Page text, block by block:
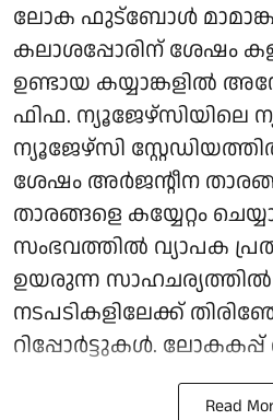
ലോക ഫുട്‌ബോള്‍
കലാശപ്പോരിന് ശേഷം
ഉണ്ടായ കയ്യാങ്കളില്‍
ഫിഫ. ന്യൂജേഴ്സിയിലെ
ന്യൂജേഴ്സി
ശേഷം അര്‍ജന്റീന
താരങ്ങളെ കയ്യേറ്റം
സംഭവത്തില്‍ വ്യാപക
ഉയരുന്ന
നടപടികളിലേക്ക്
റിപ്പോര്‍ട്ടുകള്‍.
Read